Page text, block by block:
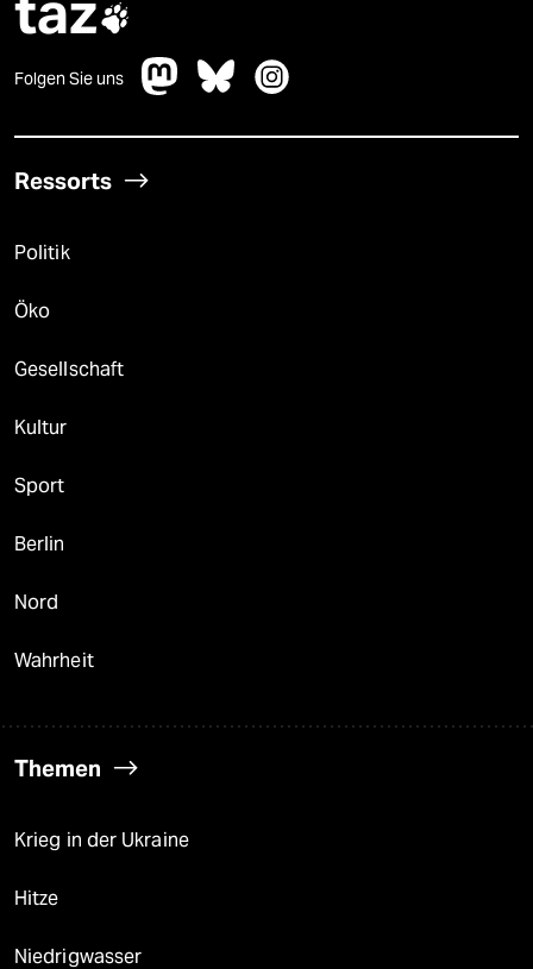

Folgen Sie uns
Ressorts
Politik
Öko
Gesellschaft
Kultur
Sport
Berlin
Nord
Wahrheit
Themen
Krieg in der Ukraine
Hitze
Niedrigwasser